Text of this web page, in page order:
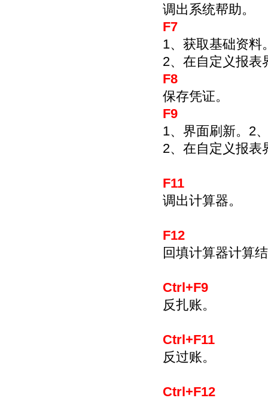
调出系统帮助。
F7
1、获取基础资料
2、在自定义报表
F8
保存凭证。
F9
1、界面刷新。2
2、在自定义报表
F11
调出计算器。
F12
回填计算器计算
Ctrl+F9
反扎账。
Ctrl+F11
反过账。
Ctrl+F12